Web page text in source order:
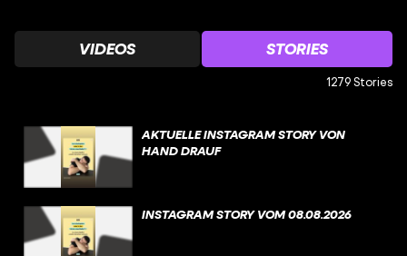
VIDEOS STORIES
1279 Stories
AKTUELLE INSTAGRAM STORY VON
HAND DRAUF
INSTAGRAM STORY VOM 08.08.2026